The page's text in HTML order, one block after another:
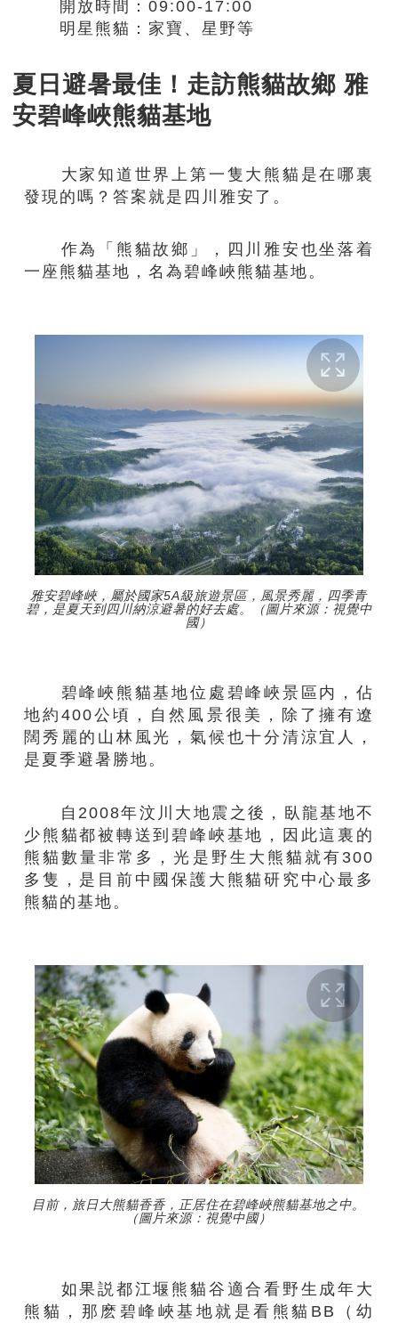
開放時間：09:00-17:00
明星熊貓：家寶、星野等
夏日避暑最佳！走訪熊貓故鄉 雅
安碧峰峽熊貓基地
大家知道世界上第一隻大熊貓是在哪裏
發現的嗎？答案就是四川雅安了。
作為「熊貓故鄉」，四川雅安也坐落着
一座熊貓基地，名為碧峰峽熊貓基地。
雅安碧峰峽，屬於國家5A級旅遊景區，風景秀麗，四季青
碧，是夏天到四川納涼避暑的好去處。（圖片來源：視覺中
國）
碧峰峽熊貓基地位處碧峰峽景區内，佔
地約400公頃，自然風景很美，除了擁有遼
闊秀麗的山林風光，氣候也十分清涼宜人，
是夏季避暑勝地。
自2008年汶川大地震之後，臥龍基地不
少熊貓都被轉送到碧峰峽基地，因此這裏的
熊貓數量非常多，光是野生大熊貓就有300
多隻，是目前中國保護大熊貓研究中心最多
熊貓的基地。
目前，旅日大熊貓香香，正居住在碧峰峽熊貓基地之中。
（圖片來源：視覺中國）
如果説都江堰熊貓谷適合看野生成年大
熊貓，那麽碧峰峽基地就是看熊貓BB（幼